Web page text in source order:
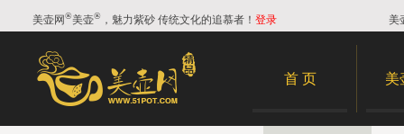
美壶网®美壶® ，魅力紫砂 传统文化的追慕者！ 登录 美
首 页 美